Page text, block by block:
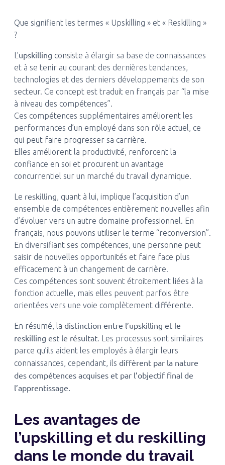
Que signifient les termes « Upskilling » et « Reskilling »
?
L’upskilling consiste à élargir sa base de connaissances
et à se tenir au courant des dernières tendances,
technologies et des derniers développements de son
secteur. Ce concept est traduit en français par “la mise
à niveau des compétences”.
Ces compétences supplémentaires améliorent les
performances d’un employé dans son rôle actuel, ce
qui peut faire progresser sa carrière.
Elles améliorent la productivité, renforcent la
confiance en soi et procurent un avantage
concurrentiel sur un marché du travail dynamique.
Le reskilling, quant à lui, implique l’acquisition d’un
ensemble de compétences entièrement nouvelles afin
d’évoluer vers un autre domaine professionnel. En
français, nous pouvons utiliser le terme “reconversion”.
En diversifiant ses compétences, une personne peut
saisir de nouvelles opportunités et faire face plus
efficacement à un changement de carrière.
Ces compétences sont souvent étroitement liées à la
fonction actuelle, mais elles peuvent parfois être
orientées vers une voie complètement différente.
En résumé, la distinction entre l’upskilling et le
reskilling est le résultat. Les processus sont similaires
parce qu’ils aident les employés à élargir leurs
connaissances, cependant, ils diffèrent par la nature
des compétences acquises et par l’objectif final de
l’apprentissage.
Les avantages de
l’upskilling et du reskilling
dans le monde du travail